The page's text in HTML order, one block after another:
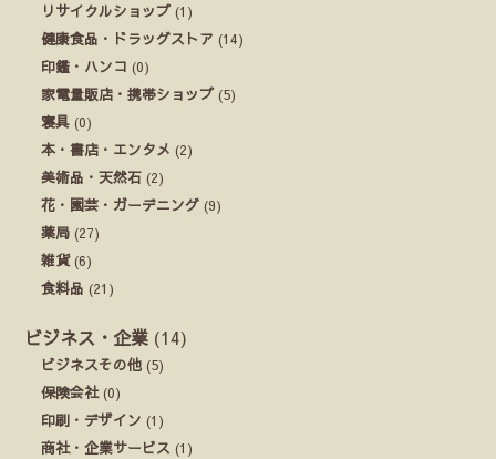
リサイクルショップ (1)
健康食品・ドラッグストア (14)
印鑑・ハンコ (0)
家電量販店・携帯ショップ (5)
寝具 (0)
本・書店・エンタメ (2)
美術品・天然石 (2)
花・園芸・ガーデニング (9)
薬局 (27)
雑貨(6)
食料品 (21)
ビジネス・企業 (14)
ビジネスその他 (5)
保険会社(0)
印刷・デザイン (1)
商社・企業サービス (1)